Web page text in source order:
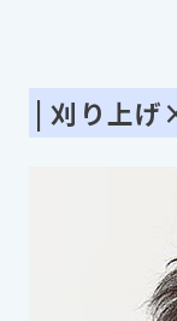
| 刈り上げ